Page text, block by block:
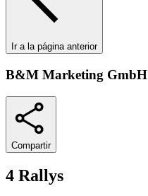
Ir a la página anterior
B&M Marketing GmbH
Compartir
4 Rallys